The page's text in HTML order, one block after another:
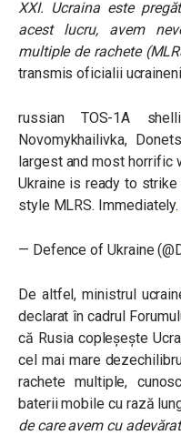
XXI. Ucraina este
acest lucru, avem
multiplede rachete
transmis oficialii
russian TOS-1A
Novomykhailivka,
largest and most horrific
Ukraine is ready to strike
style MLRS.
— Defence of Ukraine
De altfel, ministrul
declarat în cadrul
că Rusia copleșește
cel mai mare
rachete multiple,
baterii mobile cu rază
de care avem cu